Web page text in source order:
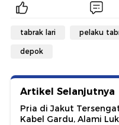
tabrak lari pelaku
depok
Artikel Selanjutnya
Pria di Jakut
Kabel Gardu, Alami